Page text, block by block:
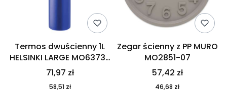
Termos dwuścienny 1L
HELSINKI LARGE MO6373-
04
71,97 zł
58,51 zł
Zegar ścienny z PP MURO
MO2851-07
57,42 zł
46,68 zł